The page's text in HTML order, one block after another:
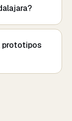
prototipos